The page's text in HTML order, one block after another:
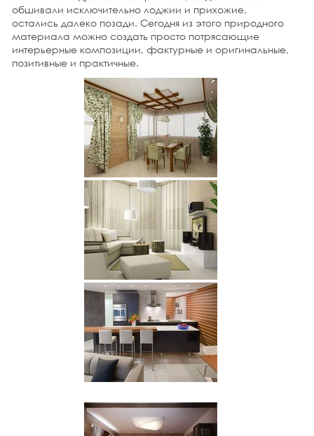
его для разных деталей при оформлении помещений,
что часто делает, скажем,дизайнер загородных
домов. Есть несколько основных идей, где допускается
применить эффект омбре для интерьеров.
подробнее
26 октября 2014 г.
В результате упоминания оттенков розового в
интерьере, у большей части в голове ассоциативно
всплывает образ детской комнаты или девичий будуар.
В действительности, это не что иное, как стереотипы,
которые ограничивают воображение. Потому что
градация этого цвета включает в себя огромное число
разнообразных оттенков, открывая при этом
невероятные границы и пространства для полета мысли
26 октября 2014 г.
Совершенно по-особенному можно оформить
интерьер на кухне, если придерживаться
скандинавского стиля. Несмотря на то, что этот дизайн
характеризуется лаконичностью, оформление
получается на удивление уютным и душевным, а
интерьера стоимость, несущий такие свойства,
оправдан всеми средствами. В его основе лежит
спокойствие, простота, натуральность, ясность и мягкие
гармоничные цвета, свет и фактуры. Создается это
милое великолепие воплощением дизайнерской
25 октября 2014 г.
Не секрет, что просторная и светлая комната
обшивали исключительно лоджии и прихожие,
остались далеко позади. Сегодня из этого природного
материала можно создать просто потрясающие
интерьерные композиции, фактурные и оригинальные,
позитивные и практичные.